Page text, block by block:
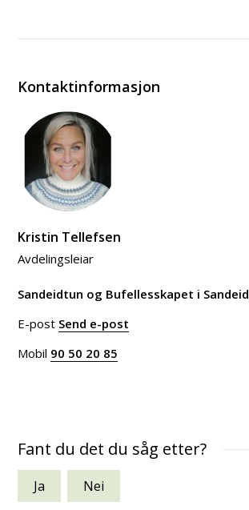
Kontaktinformasjon
Kristin Tellefsen
Avdelingsleiar
Sandeidtun og Bufellesskapet i Sandeid
E-post Send e-post
Mobil 90 50 20 85
Fant du det du såg etter?
Ja Nei